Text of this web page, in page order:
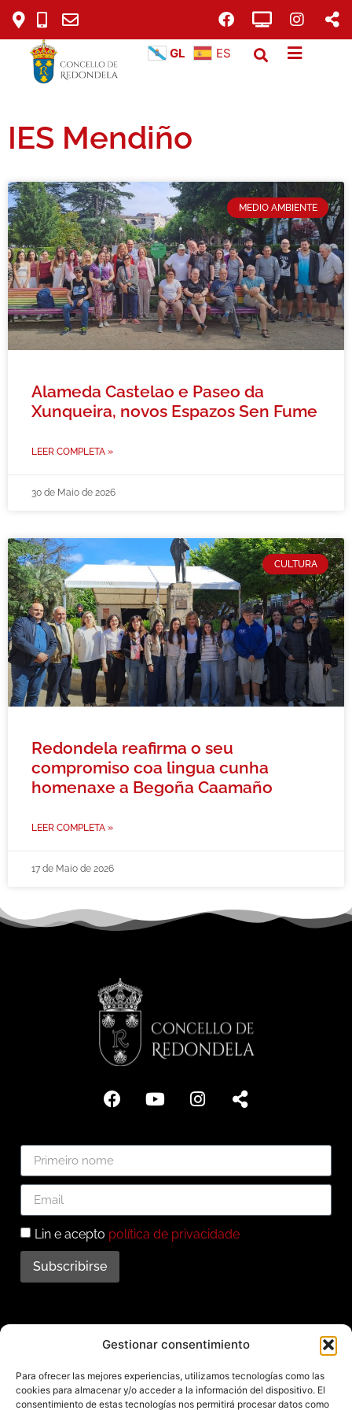
Gestionar consentimiento
Para ofrecer las mejores experiencias, utilizamos tecnologías como las
cookies para almacenar y/o acceder a la información del dispositivo. El
consentimiento de estas tecnologías nos permitirá procesar datos como
GL ES
IES Mendiño
MEDIO AMBIENTE
Alameda Castelao e Paseo da
Xunqueira, novos Espazos Sen Fume
LEER COMPLETA »
30 de Maio de 2026
CULTURA
Redondela reafirma o seu
compromiso coa lingua cunha
homenaxe a Begoña Caamaño
LEER COMPLETA »
17 de Maio de 2026
Lin e acepto política de privacidade
Subscribirse
Subscríbete ao noso
boletín
Mantente informado das últimas novidades e